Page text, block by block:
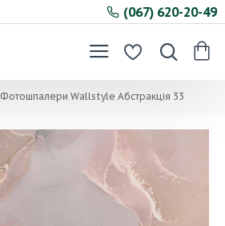
(067) 620-20-49
Фотошпалери Wallstyle Абстракція 33